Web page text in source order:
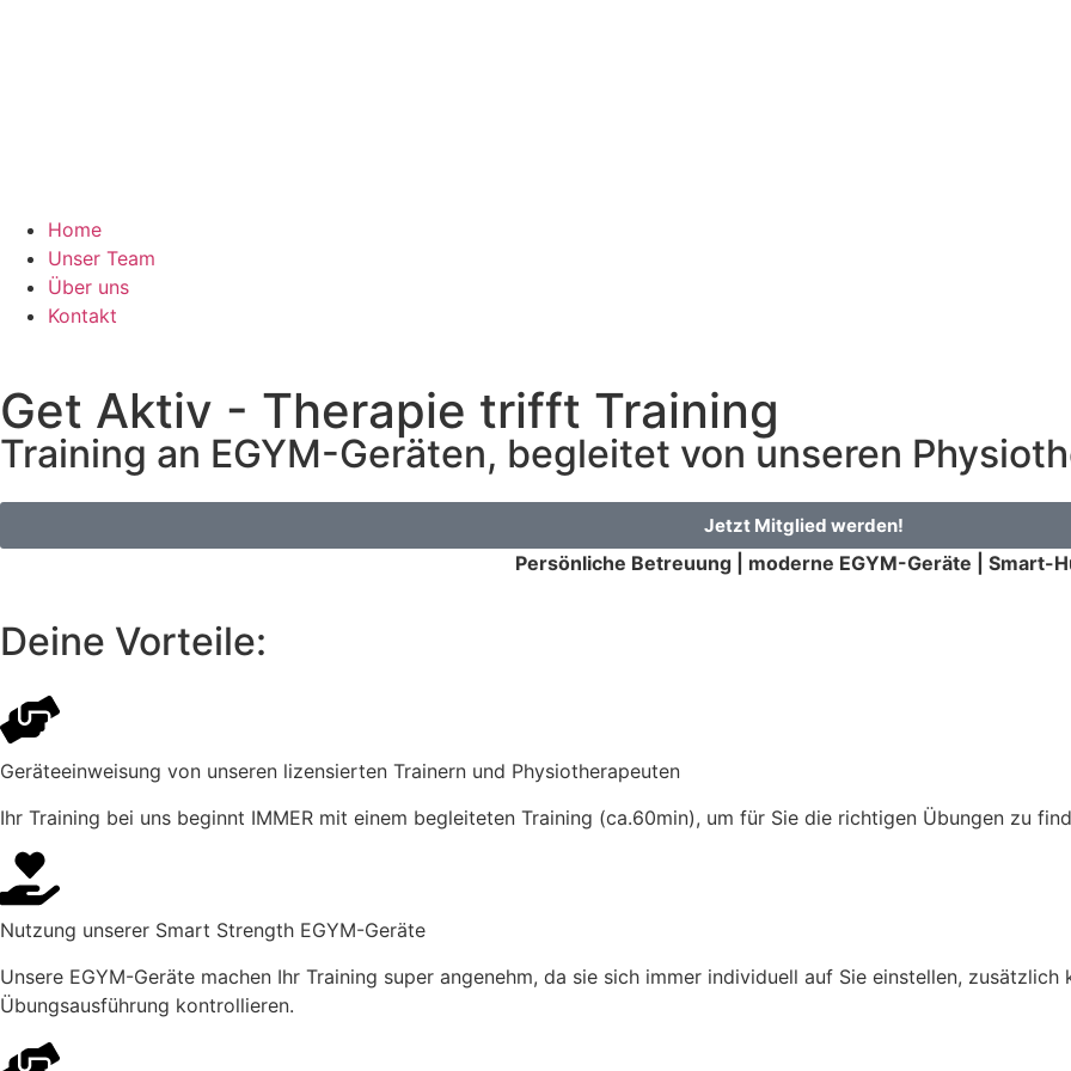
Home
Unser Team
Über uns
Kontakt
Get Aktiv - Therapie trifft Training
Training an EGYM-Geräten, begleitet von unseren
Jetzt Mitglied werden!
Persönliche Betreuung | moderne EGYM-Geräte | Smart-
Deine Vorteile:
Geräteeinweisung von unseren lizensierten Trainern und Physiotherapeuten
Ihr Training bei uns beginnt IMMER mit einem begleiteten Training (ca.60min), um für Sie die richtigen Übungen zu
Nutzung unserer Smart Strength EGYM-Geräte
Unsere EGYM-Geräte machen Ihr Training super angenehm, da sie sich immer individuell auf Sie einstellen,
Übungsausführung kontrollieren.